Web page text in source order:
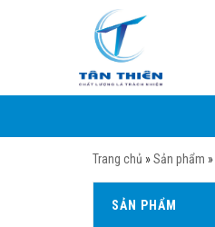
Trang chủ »Sản phẩm »
SẢN PHẨM